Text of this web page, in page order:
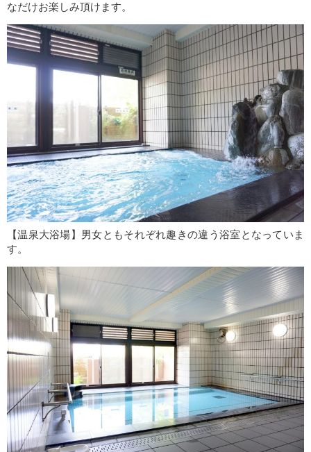
なだけお楽しみ頂けます。
【温泉大浴場】男女ともそれぞれ趣きの違う浴室となっていま
す。